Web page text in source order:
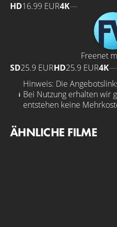
HD16.99 EUR4K—
Freenet
SD25.9 EURHD25.9 EUR4K—
Hinweis: Die
Bei Nutzung erhalten wir
entstehen keine
ÄHNLICHE FILME